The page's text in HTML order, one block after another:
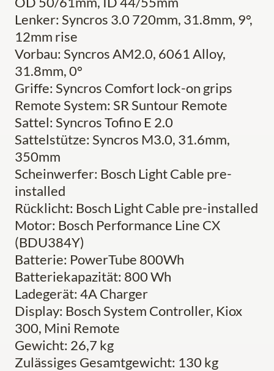
Lenker: Syncros 3.0 720mm, 31.8mm, 9°,
12mm rise
Vorbau: Syncros AM2.0, 6061 Alloy,
31.8mm, 0°
Griffe: Syncros Comfort lock-on grips
Remote System: SR Suntour Remote
Sattel: Syncros Tofino E 2.0
Sattelstütze: Syncros M3.0, 31.6mm,
350mm
Scheinwerfer: Bosch Light Cable pre-
installed
Rücklicht: Bosch Light Cable pre-installed
Motor: Bosch Performance Line CX
(BDU384Y)
Batterie: PowerTube 800Wh
Batteriekapazität: 800 Wh
Ladegerät: 4A Charger
Display: Bosch System Controller, Kiox
300, Mini Remote
Gewicht: 26,7 kg
Zulässiges Gesamtgewicht: 130 kg